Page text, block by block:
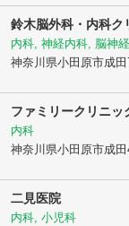
鈴木脳外科・内科ク
内科, 神経内科, 脳神
神奈川県小田原市成田
ファミリークリニッ
内科
神奈川県小田原市成田
二見医院
内科, 小児科